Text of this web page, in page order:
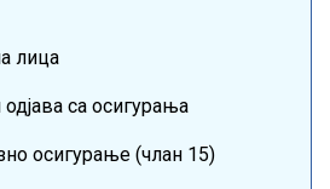
лица
са осигурања
осигурање (члан 15)